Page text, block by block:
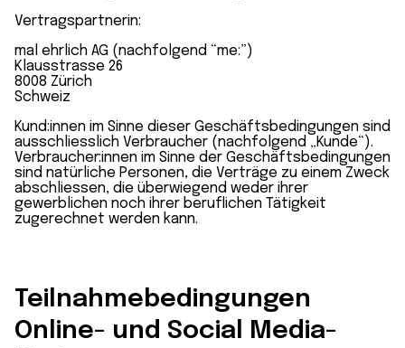
Vertragspartnerin:
mal ehrlich AG (nachfolgend “me:”)
Klausstrasse 26
8008 Zürich
Schweiz
Kund:innen im Sinne dieser Geschäftsbedingungen sind
ausschliesslich Verbraucher (nachfolgend „Kunde“).
Verbraucher:innen im Sinne der Geschäftsbedingungen
sind natürliche Personen, die Verträge zu einem Zweck
abschliessen, die überwiegend weder ihrer
gewerblichen noch ihrer beruflichen Tätigkeit
zugerechnet werden kann.
Teilnahmebedingungen
Online- und Social Media-